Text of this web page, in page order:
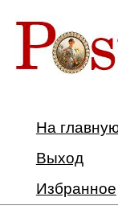
На
Выход
Избранное